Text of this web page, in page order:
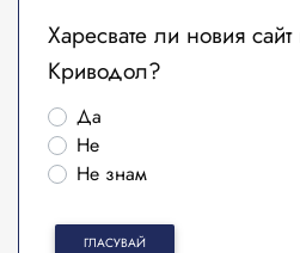
Харесвате ли новия
Криводол?
Да
Не
Не знам
ГЛАСУВАЙ